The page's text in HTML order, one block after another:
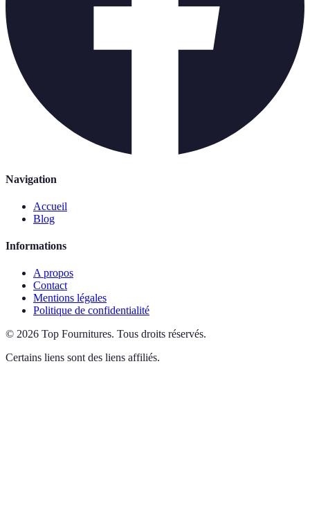
Navigation
Accueil
Blog
Informations
A propos
Contact
Mentions légales
Politique de confidentialité
© 2026 Top Fournitures. Tous droits réservés.
Certains liens sont des liens affiliés.